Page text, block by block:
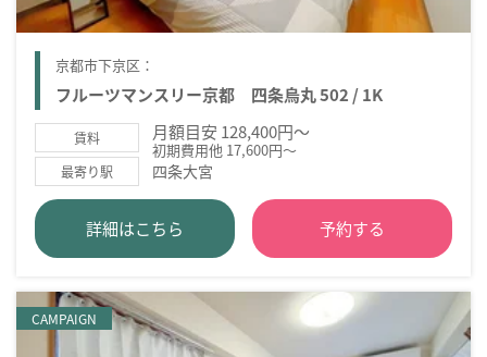
京都市下京区：
フルーツマンスリー京都 四条烏丸 502 / 1K
賃料 月額目安 128,400円～
初期費用他 17,600円～
最寄り駅 四条大宮
詳細はこちら 予約する
CAMPAIGN